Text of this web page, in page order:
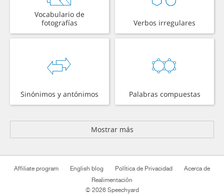
Vocabulario de
fotografías
Verbos irregulares
Sinónimos y antónimos Palabras compuestas
Mostrar más
Affiliate program English blog Política de Privacidad
Acerca de
Realimentación
© 2026 Speechyard